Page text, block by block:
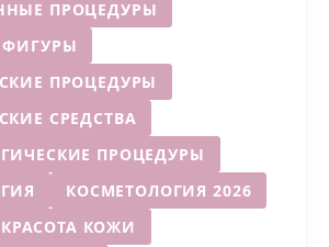
ПРОЦЕДУРЫ
ФИГУРЫ
ПРОЦЕДУРЫ
СРЕДСТВА
ПРОЦЕДУРЫ
КОСМЕТОЛОГИЯ 2026
КРАСОТА КОЖИ